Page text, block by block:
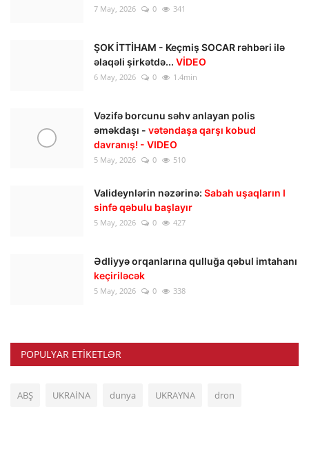
7 May, 2026 0 341
ŞOK İTTİHAM - Keçmiş SOCAR rəhbəri ilə
əlaqəli şirkətdə... VİDEO
6 May, 2026 0 1.4min
Vəzifə borcunu səhv anlayan polis
əməkdaşı - vətəndaşa qarşı kobud
davranış! - VIDEO
5 May, 2026 0 510
Valideynlərin nəzərinə: Sabah uşaqların I
sinfə qəbulu başlayır
5 May, 2026 0 427
Ədliyyə orqanlarına qulluğa qəbul imtahanı
keçiriləcək
5 May, 2026 0 338
POPULYAR ETIKETLƏR
ABŞ UKRAİNA dunya UKRAYNA dron